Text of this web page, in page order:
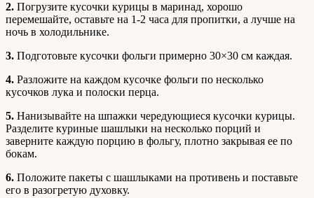
2. Погрузите кусочки курицы в маринад, хорошо
перемешайте, оставьте на 1-2 часа для пропитки, а лучше на
ночь в холодильнике.
3. Подготовьте кусочки фольги примерно 30×30 см каждая.
4. Разложите на каждом кусочке фольги по несколько
кусочков лука и полоски перца.
5. Нанизывайте на шпажки чередующиеся кусочки курицы.
Разделите куриные шашлыки на несколько порций и
заверните каждую порцию в фольгу, плотно закрывая ее по
бокам.
6. Положите пакеты с шашлыками на противень и поставьте
его в разогретую духовку.